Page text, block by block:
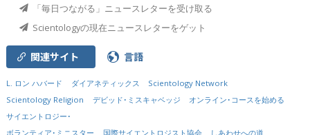
「毎日つながる」ニュースレターを受け取る
Scientologyの現在ニュースレターをゲット
関連サイト 言語
L. ロン ハバード ダイアネティックス
Scientology Network
Scientology Religion
デビッド･ミスキャベッジ
オンライン･コースを始める
サイエントロジー･
ボランティア･ミニスター
国際サイエントロジスト協会 しあわせへの道